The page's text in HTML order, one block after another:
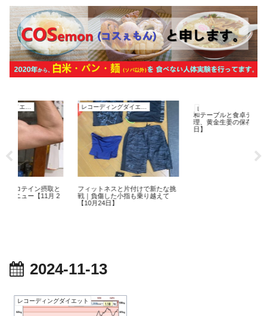
取と
月 2
レコーディングダイエット
フィットネスと片付けで新たな挑
戦｜負傷した小指も乗り越えて
レコーディングダイエット
和テーブルと食卓テーブルの整
理、黄金生姜の保存法【10月28
日】
2024-11-13
レコーディングダイエット